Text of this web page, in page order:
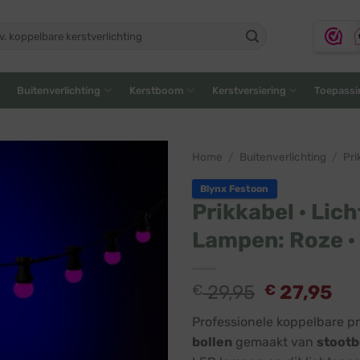
Buitenverlichting Kerstboom Kerstversiering
Home Buitenverlichting
Blynx Festoon
Prikkabel ·
Lampen: Roze
€29,95 € 27,95
Professionele koppelbare
bollen gemaakt van